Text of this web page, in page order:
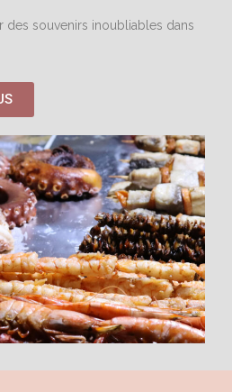
des souvenirs inoubliables dans